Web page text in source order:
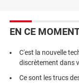
EN CE
C'est la nouvelle
discrètement dans
Ce sont les trucs